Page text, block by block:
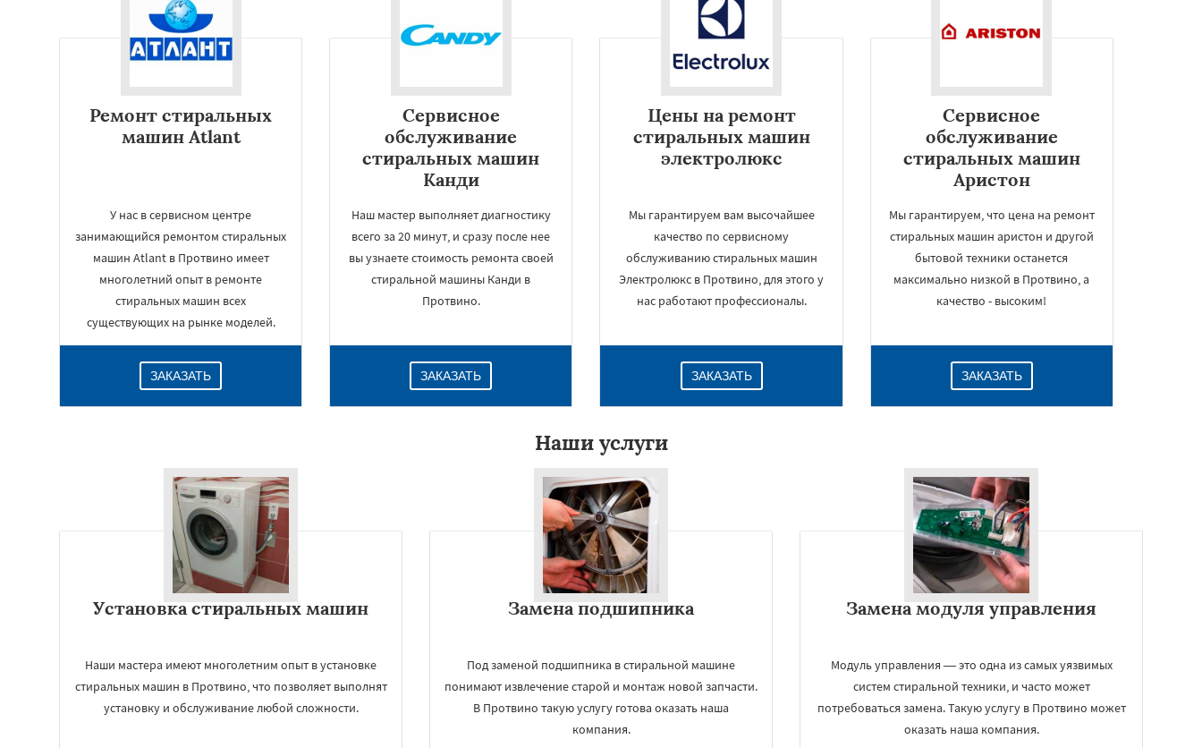
Ремонт стиральных
машин Atlant
У нас в сервисном центре
занимающийся ремонтом стиральных
машин Atlant в Протвино имеет
многолетний опыт в ремонте
стиральных машин всех
существующих на рынке моделей.
ЗАКАЗАТЬ
Сервисное
обслуживание
стиральных машин
Канди
Наш мастер выполняет диагностику
всего за 20 минут, и сразу после нее
вы узнаете стоимость ремонта своей
стиральной машины Канди в
Протвино.
ЗАКАЗАТЬ
Цены на ремонт
стиральных машин
электролюкс
Мы гарантируем вам высочайшее
качество по сервисному
обслуживанию стиральных машин
Электролюкс в Протвино, для этого у
нас работают профессионалы.
ЗАКАЗАТЬ
Сервисное
обслуживание
стиральных машин
Аристон
Мы гарантируем, что цена на ремонт
стиральных машин аристон и другой
бытовой техники останется
максимально низкой в Протвино, а
качество - высоким!
ЗАКАЗАТЬ
Наши услуги
Установка стиральных машин
Наши мастера имеют многолетним опыт в установке
стиральных машин в Протвино, что позволяет выполнят
установку и обслуживание любой сложности.
Замена подшипника
Под заменой подшипника в стиральной машине
понимают извлечение старой и монтаж новой запчасти.
В Протвино такую услугу готова оказать наша
компания.
Замена модуля управления
Модуль управления — это одна из самых уязвимых
систем стиральной техники, и часто может
потребоваться замена. Такую услугу в Протвино может
оказать наша компания.
×
Даю согласие на обработку персональных данных